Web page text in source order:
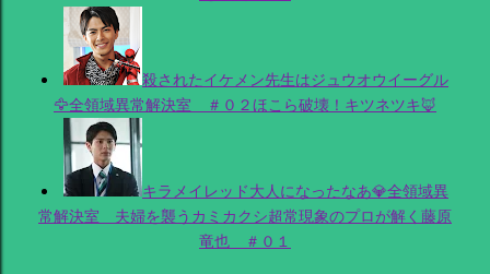
殺されたイケメン先生はジュウオウイーグル
🦅全領域異常解決室 ＃０２ほこら破壊！キツネツキ🦊
キラメイレッド大人になったなあ💎全領域異
常解決室 夫婦を襲うカミカクシ超常現象のプロが解く藤原
竜也 ＃０１